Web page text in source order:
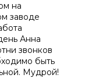
на
заводе
Анна
звонков
быть
Мудрой!